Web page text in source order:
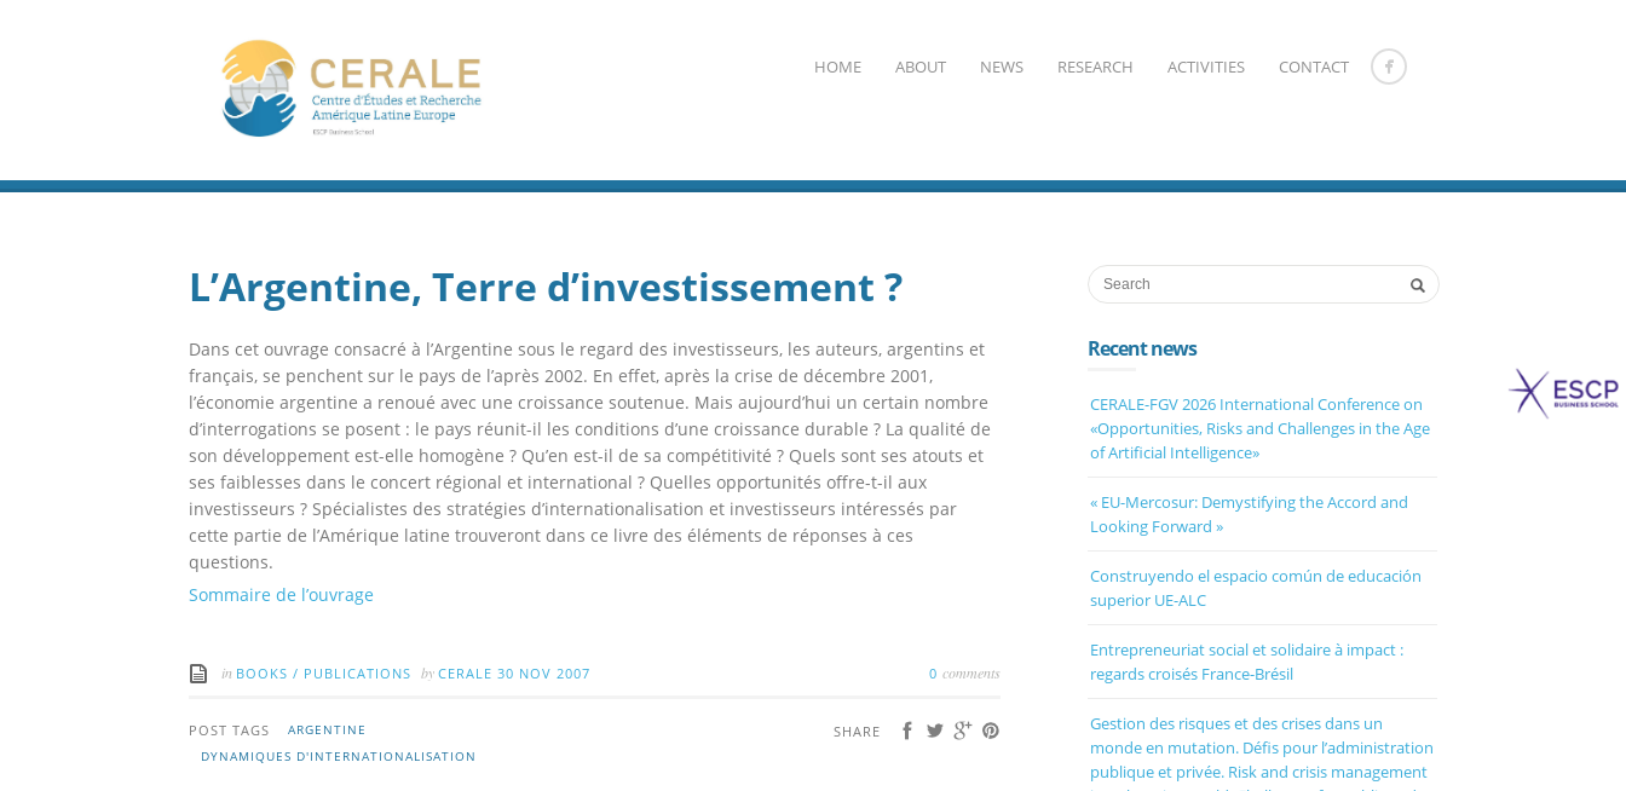
HOME ABOUT NEWS RESEARCH ACTIVITIES CONTACT
L’Argentine, Terre d’investissement ?
Dans cet ouvrage consacré à l’Argentine sous le regard des investisseurs, les auteurs, argentins et
français, se penchent sur le pays de l’après 2002. En effet, après la crise de décembre 2001,
l’économie argentine a renoué avec une croissance soutenue. Mais aujourd’hui un certain nombre
d’interrogations se posent : le pays réunit-il les conditions d’une croissance durable ? La qualité de
son développement est-elle homogène ? Qu’en est-il de sa compétitivité ? Quels sont ses atouts et
ses faiblesses dans le concert régional et international ? Quelles opportunités offre-t-il aux
investisseurs ? Spécialistes des stratégies d’internationalisation et investisseurs intéressés par
cette partie de l’Amérique latine trouveront dans ce livre des éléments de réponses à ces
questions.
Sommaire de l’ouvrage
in BOOKS / PUBLICATIONS by CERALE 30 NOV 2007 0 comments
SHARE
POST TAGS
ARGENTINE
DYNAMIQUES D'INTERNATIONALISATION
Recent news
CERALE-FGV 2026 International Conference on
«Opportunities, Risks and Challenges in the Age
of Artificial Intelligence»
« EU-Mercosur: Demystifying the Accord and
Looking Forward »
Construyendo el espacio común de educación
superior UE-ALC
Entrepreneuriat social et solidaire à impact :
regards croisés France-Brésil
Gestion des risques et des crises dans un
monde en mutation. Défis pour l’administration
publique et privée. Risk and crisis management